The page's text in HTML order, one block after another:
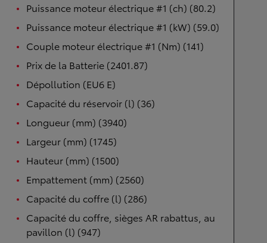
Puissance moteur électrique #1 (ch) (80.2)
Puissance moteur électrique #1 (kW) (59.0)
Couple moteur électrique #1 (Nm) (141)
Prix de la Batterie (2401.87)
Dépollution (EU6 E)
Capacité du réservoir (l) (36)
Longueur (mm) (3940)
Largeur (mm) (1745)
Hauteur (mm) (1500)
Empattement (mm) (2560)
Capacité du coffre (l) (286)
Capacité du coffre, sièges AR rabattus, au
pavillon (l) (947)